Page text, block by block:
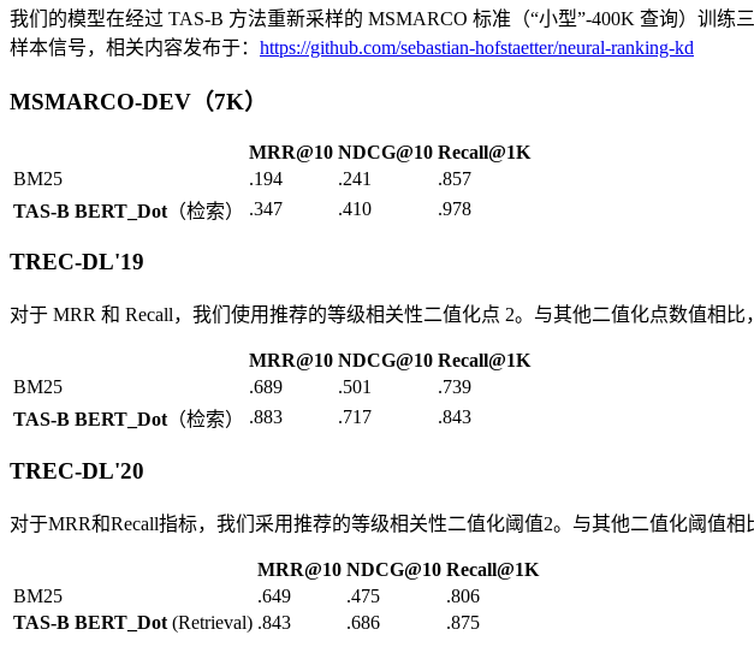
我们的模型在经过 TAS-B 方法重新采样的 MSMARCO 标准（“小型”-400K 查询）训
样本信号，相关内容发布于： https://github.com/sebastian-hofstaetter/neural-ranking-kd
MSMARCO-DEV（7K）
MRR@10 NDCG@10 Recall@1K
BM25
.194 .241
.857
TAS-B BERT_Dot （检索） .347 .410 .978
TREC-DL'19
对于 MRR 和 Recall，我们使用推荐的等级相关性二值化点 2。与其他二值化点数值相比
MRR@10 NDCG@10 Recall@1K
BM25
.689 .501
.739
TAS-B BERT_Dot （检索） .883 .717 .843
TREC-DL'20
对于MRR和Recall指标，我们采用推荐的等级相关性二值化阈值2。与其他二值化阈值相
MRR@10 NDCG@10 Recall@1K
BM25
.649 .475
.806
TAS-B BERT_Dot (Retrieval) .843 .686 .875